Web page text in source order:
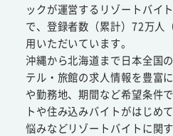
ックが運営するリゾートバイ
で、登録者数（累計）72万人
用いただいています。
沖縄から北海道まで日本全国
テル・旅館の求人情報を豊富
や勤務地、期間など希望条件
トや住み込みバイトがはじめ
悩みなどリゾートバイトに関